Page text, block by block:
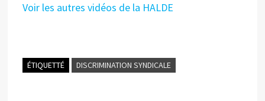
Voir les autres vidéos de la HALDE
ÉTIQUETTÉ DISCRIMINATION SYNDICALE